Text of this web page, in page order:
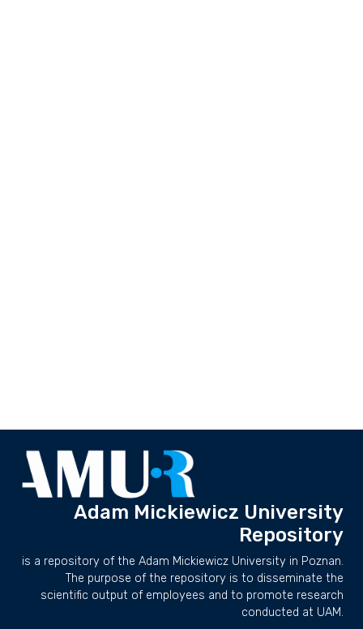
Adam Mickiewicz University
Repository
is a repository of the Adam Mickiewicz University in Poznan.
The purpose of the repository is to disseminate the
scientific output of employees and to promote research
conducted at UAM.